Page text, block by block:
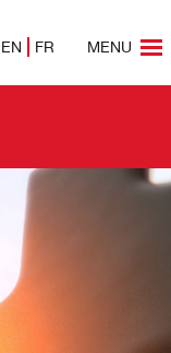
EN FR MENU